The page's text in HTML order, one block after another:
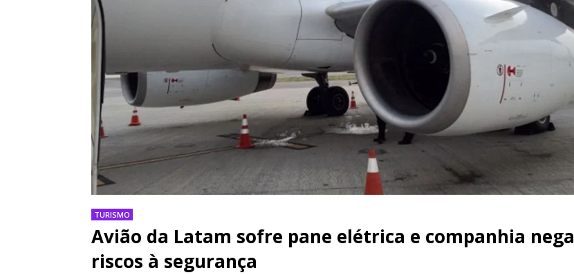
TURISMO
Avião da Latam sofre pane elétrica e companhia nega
riscos à segurança